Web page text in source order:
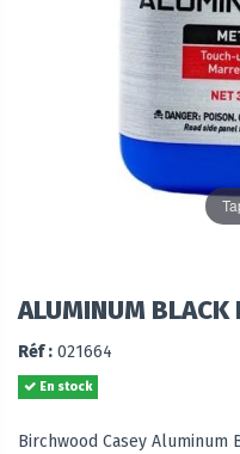
ALUMINUM
Réf : 021664
En stock
Birchwood Casey